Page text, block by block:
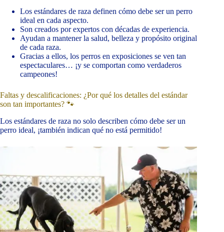
Los estándares de raza definen cómo debe ser un perro
ideal en cada aspecto.
Son creados por expertos con décadas de experiencia.
Ayudan a mantener la salud, belleza y propósito original
de cada raza.
Gracias a ellos, los perros en exposiciones se ven tan
espectaculares… ¡y se comportan como verdaderos
campeones!
Faltas y descalificaciones: ¿Por qué los detalles del estándar
son tan importantes? 🐾
Los estándares de raza no solo describen cómo debe ser un
perro ideal, ¡también indican qué no está permitido!